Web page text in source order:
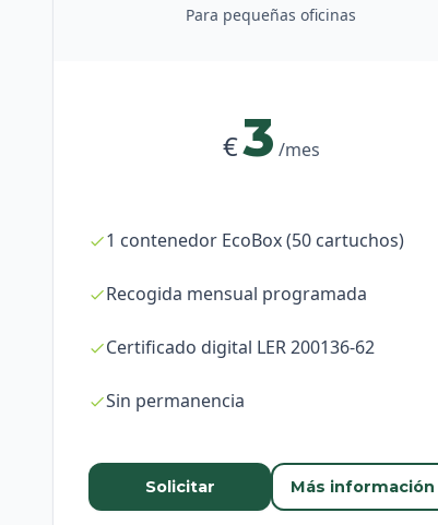
Para pequeñas oficinas
€3 /mes
1 contenedor EcoBox (50 cartuchos)
Recogida mensual programada
Certificado digital LER 200136-62
Sin permanencia
Solicitar Más información